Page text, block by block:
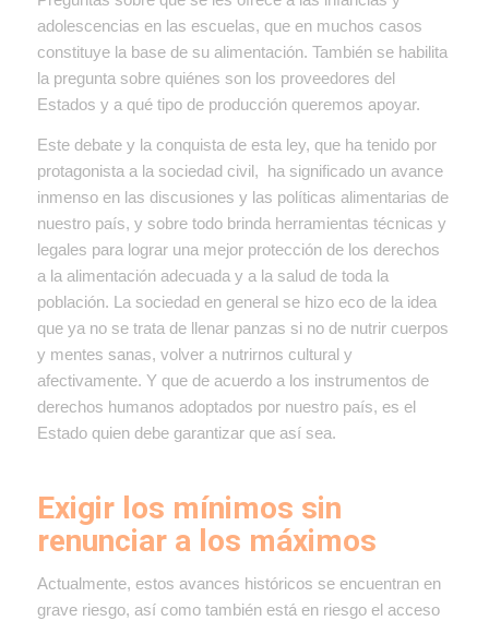
adolescencias en las escuelas, que en muchos casos
constituye la base de su alimentación. También se habilita
la pregunta sobre quiénes son los proveedores del
Estados y a qué tipo de producción queremos apoyar.
Este debate y la conquista de esta ley, que ha tenido por
protagonista a la sociedad civil, ha significado un avance
inmenso en las discusiones y las políticas alimentarias de
nuestro país, y sobre todo brinda herramientas técnicas y
legales para lograr una mejor protección de los derechos
a la alimentación adecuada y a la salud de toda la
población. La sociedad en general se hizo eco de la idea
que ya no se trata de llenar panzas si no de nutrir cuerpos
y mentes sanas, volver a nutrirnos cultural y
afectivamente. Y que de acuerdo a los instrumentos de
derechos humanos adoptados por nuestro país, es el
Estado quien debe garantizar que así sea.
Exigir los mínimos sin
renunciar a los máximos
Actualmente, estos avances históricos se encuentran en
grave riesgo, así como también está en riesgo el acceso